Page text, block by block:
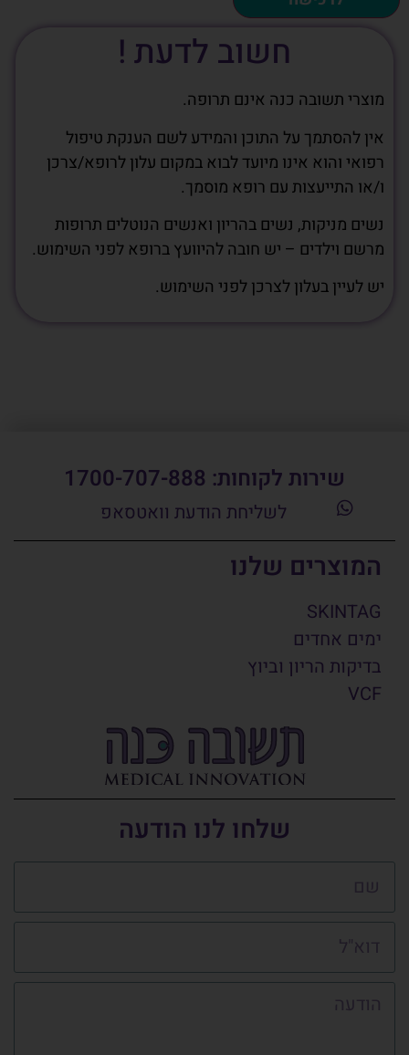
חשוב לדעת !
מוצרי תשובה כנה אינם תרופה.
אין להסתמך על התוכן והמידע לשם הענקת טיפול
רפואי והוא אינו מיועד לבוא במקום עלון לרופא/צרכן
ו/או התייעצות עם רופא מוסמך.
נשים מניקות, נשים בהריון ואנשים הנוטלים תרופות
מרשם וילדים – יש חובה להיוועץ ברופא לפני השימוש.
יש לעיין בעלון לצרכן לפני השימוש.
שלחו לנו הודעה
המוצרים שלנו
SKINTAG
ימים אחדים
בדיקות הריון וביוץ
VCF
שירות לקוחות: 1700-707-888
לשליחת הודעת וואטסאפ